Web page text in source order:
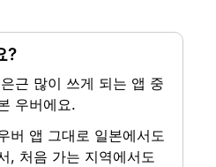
?
근 많이 쓰게 되는 앱 중
우버에요.
버 앱 그대로 일본에서도
, 처음 가는 지역에서도